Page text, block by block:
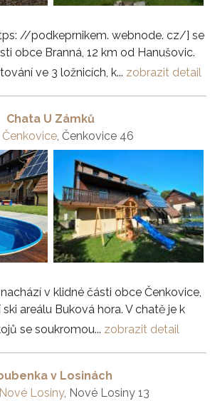
//podkeprnikem. webnode. cz/] se
obce Branná, 12 km od Hanušovic.
ve 3 ložnicích, k... zobrazit detail
Chata U Zámků
Čenkovice, Čenkovice 46
v klidné části obce Čenkovice,
areálu Buková hora. V chatě je k
se soukromou... zobrazit detail
v Losinách
Nové Losiny, Nové Losiny 13